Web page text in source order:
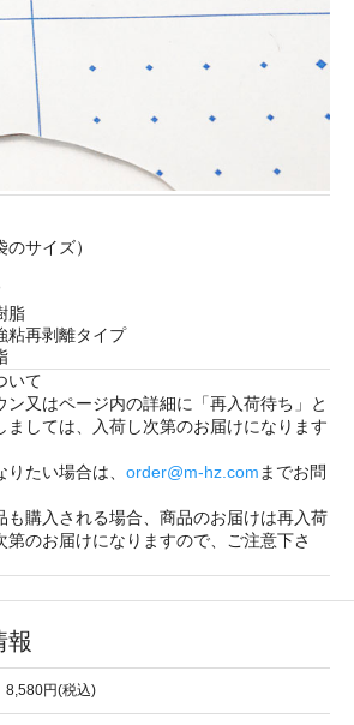
サイズ）
脂
粘再剥離タイプ
いて
ン又はページ内の詳細に「再入荷待ち 」と
ましては、入荷し次第のお届けになります
たい場合は、 order@m-hz.comまでお問
も購入される場合、商品のお届けは再入荷
第のお届けになりますので、ご注意下さ
報
8,580円(税込)